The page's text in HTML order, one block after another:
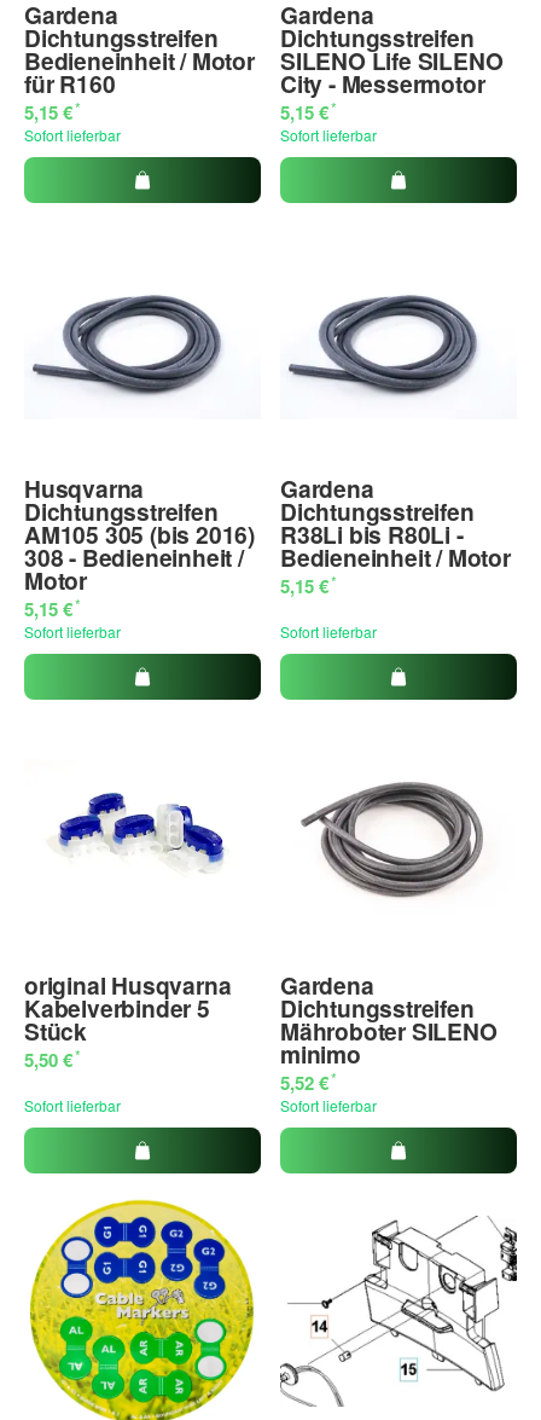
Gardena
Dichtungsstreifen
Bedieneinheit / Motor
für R160
5,15 €*
Sofort lieferbar
Gardena
Dichtungsstreifen
SILENO Life SILENO
City - Messermotor
5,15 €*
Sofort lieferbar
Husqvarna
Dichtungsstreifen
AM105 305 (bis 2016)
308 - Bedieneinheit /
Motor
5,15 €*
Sofort lieferbar
Gardena
Dichtungsstreifen
R38Li bis R80Li -
Bedieneinheit / Motor
5,15 €*
Sofort lieferbar
original Husqvarna
Kabelverbinder 5
Stück
5,50 €*
Sofort lieferbar
Gardena
Dichtungsstreifen
Mähroboter SILENO
minimo
5,52 €*
Sofort lieferbar